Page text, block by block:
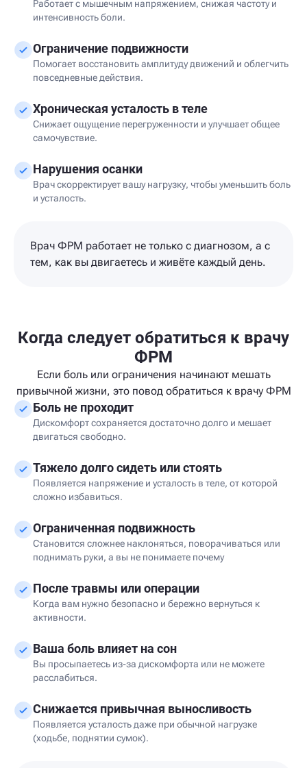
Работает с мышечным напряжением, снижая частоту и
интенсивность боли.
Ограничение подвижности
Помогает восстановить амплитуду движений и облегчить
повседневные действия.
Хроническая усталость в теле
Снижает ощущение перегруженности и улучшает общее
самочувствие.
Нарушения осанки
Врач скорректирует вашу нагрузку, чтобы уменьшить боль
и усталость.
Врач ФРМ работает не только с диагнозом, а с
тем, как вы двигаетесь и живёте каждый день.
Когда следует обратиться к врачу
ФРМ
Если боль или ограничения начинают мешать
привычной жизни, это повод обратиться к врачу ФРМ
Боль не проходит
Дискомфорт сохраняется достаточно долго и мешает
двигаться свободно.
Тяжело долго сидеть или стоять
Появляется напряжение и усталость в теле, от которой
сложно избавиться.
Ограниченная подвижность
Становится сложнее наклоняться, поворачиваться или
поднимать руки, а вы не понимаете почему
После травмы или операции
Когда вам нужно безопасно и бережно вернуться к
активности.
Ваша боль влияет на сон
Вы просыпаетесь из-за дискомфорта или не можете
расслабиться.
Снижается привычная выносливость
Появляется усталость даже при обычной нагрузке
(ходьбе, поднятии сумок).